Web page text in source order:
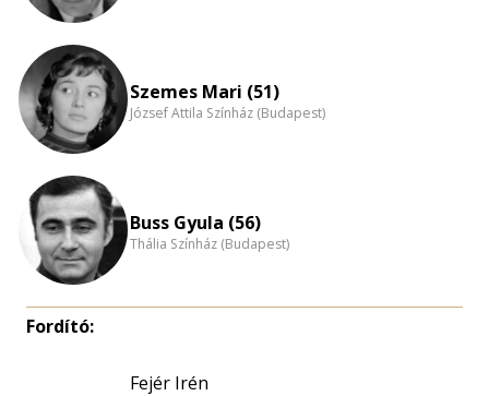
Szemes Mari (51)
József Attila Színház (Budapest)
Buss Gyula (56)
Thália Színház (Budapest)
Fordító:
Fejér Irén